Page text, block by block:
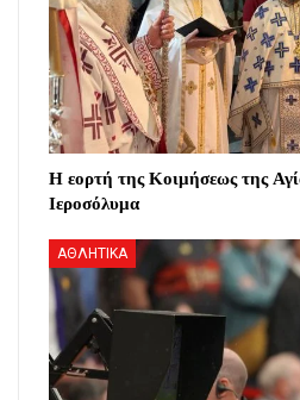
Η εορτή της Κοιμήσεως της
Ιεροσόλυμα
ΑΘΛΗΤΙΚΑ